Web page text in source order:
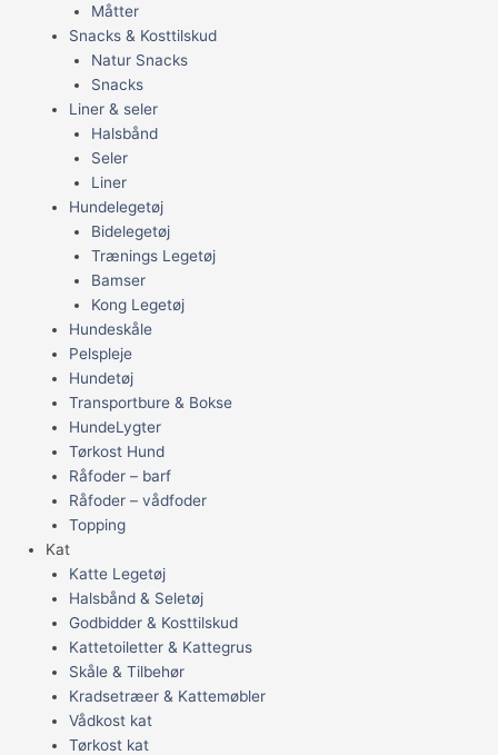
Måtter
Snacks & Kosttilskud
Natur Snacks
Snacks
Liner & seler
Halsbånd
Seler
Liner
Hundelegetøj
Bidelegetøj
Trænings Legetøj
Bamser
Kong Legetøj
Hundeskåle
Pelspleje
Hundetøj
Transportbure & Bokse
HundeLygter
Tørkost Hund
Råfoder – barf
Råfoder – vådfoder
Topping
Kat
Katte Legetøj
Halsbånd & Seletøj
Godbidder & Kosttilskud
Kattetoiletter & Kattegrus
Skåle & Tilbehør
Kradsetræer & Kattemøbler
Vådkost kat
Tørkost kat